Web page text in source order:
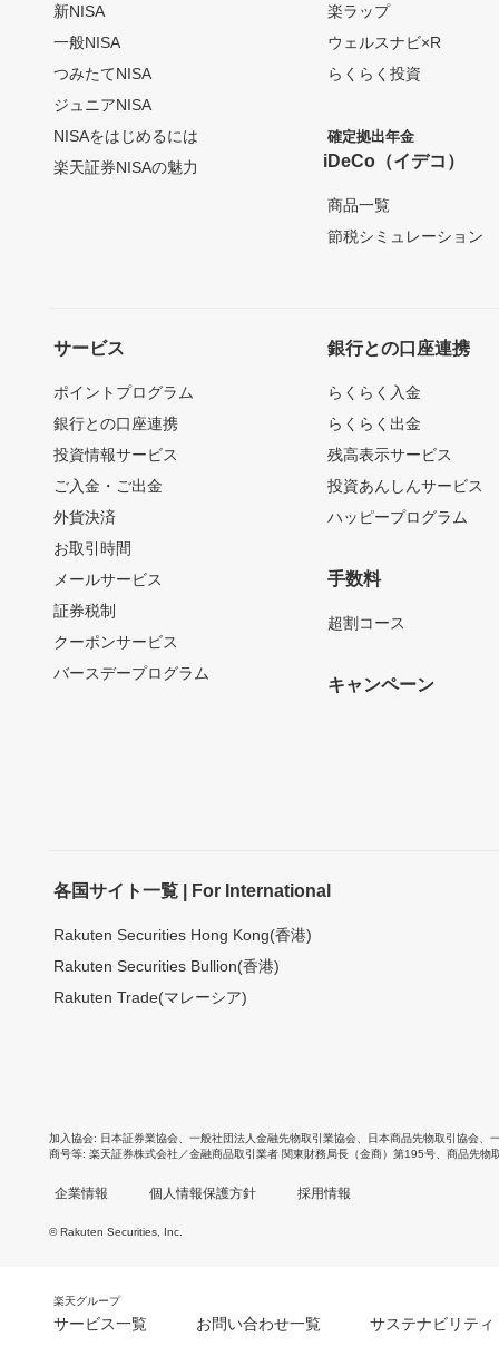
新NISA
一般NISA
つみたてNISA
ジュニアNISA
NISAをはじめるには
楽天証券NISAの魅力
楽ラップ
ウェルスナビ×R
らくらく投資
確定拠出年金
iDeCo（イデコ）
商品一覧
節税シミュレーション
サービス
ポイントプログラム
銀行との口座連携
投資情報サービス
ご入金・ご出金
外貨決済
お取引時間
メールサービス
証券税制
クーポンサービス
バースデープログラム
銀行との口座連携
らくらく入金
らくらく出金
残高表示サービス
投資あんしんサービス
ハッピープログラム
手数料
超割コース
キャンペーン
各国サイト一覧 | For International
Rakuten Securities Hong Kong(香港)
Rakuten Securities Bullion(香港)
Rakuten Trade(マレーシア)
加入協会 日本証券業協会 一般社団法人金融先物取引業協会 日本商品先物取引協会
商号等 楽天証券株式会社／金融商品取引業者 関東財務局長（金商）第195号、商品先物
企業情報 個人情報保護方針 採用情報
© Rakuten Securities, Inc.
楽天グループ
サービス一覧 お問い合わせ一覧 サステナビリティ